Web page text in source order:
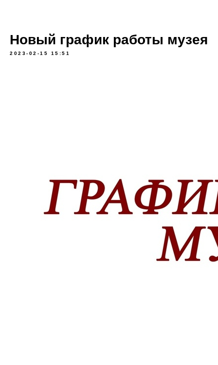
Новый график работы музея
2023-02-15 15:51